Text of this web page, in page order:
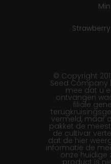
© Copyright
Seed Company
mee dat u
ontvangen
filiale
vermeld, maar
pakket de
de cultivar
dat de hier
informatie de
onze huidige
product is